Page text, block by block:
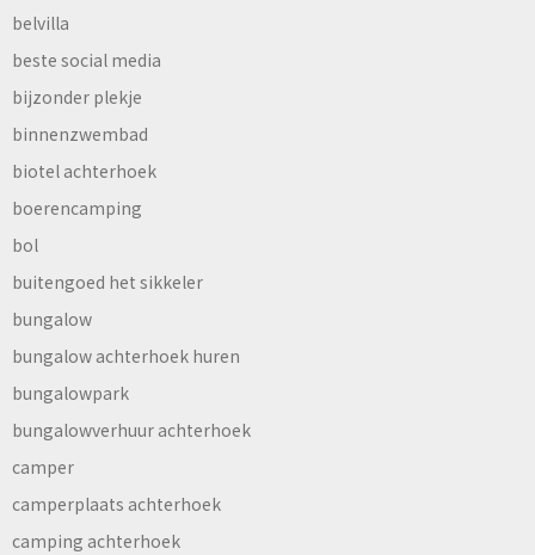
belvilla
beste social media
bijzonder plekje
binnenzwembad
biotel achterhoek
boerencamping
bol
buitengoed het sikkeler
bungalow
bungalow achterhoek huren
bungalowpark
bungalowverhuur achterhoek
camper
camperplaats achterhoek
camping achterhoek